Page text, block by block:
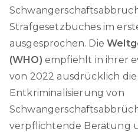
Strafgesetzbuches im
ausgesprochen. Die
(WHO) empfiehlt in ihrer
von 2022 ausdrücklich
Entkriminalisierung von
verpflichtende Beratung